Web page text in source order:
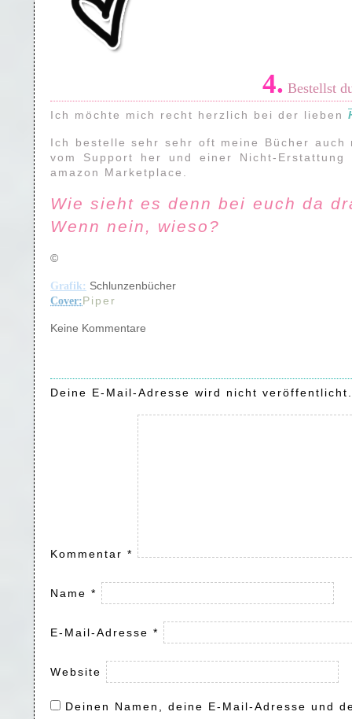
4. Bestellst
Ich möchte mich recht herzlich bei der lieben
Ich bestelle sehr sehr oft meine Bücher
vom Support her und einer Nicht-
amazon Marketplace.
Wie sieht es denn bei euch da
Wenn nein, wieso?
©
Grafik: Schlunzenbücher
Cover:Piper
Keine Kommentare
Deine E-Mail-Adresse wird nicht veröffentlicht.
Kommentar *
Name *
E-Mail-Adresse *
Website
Deinen Namen, deine E-Mail-Adresse und